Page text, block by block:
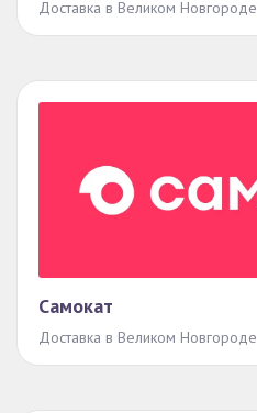
Доставка в Великом Новгороде
Самокат
Доставка в Великом Новгороде